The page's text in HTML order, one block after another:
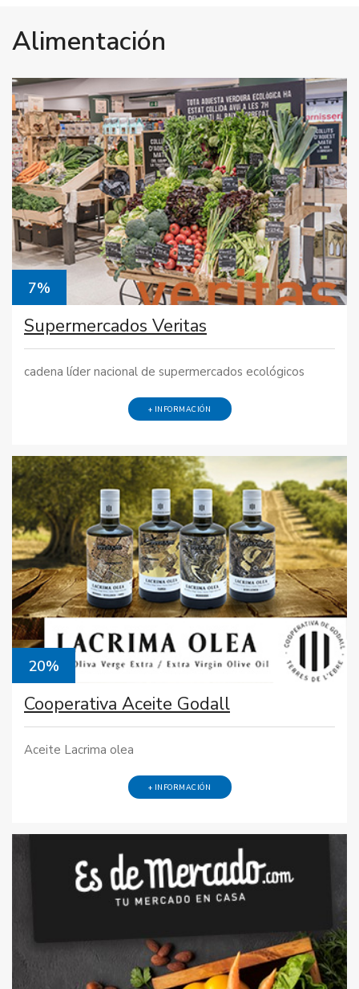
Alimentación
7%
Supermercados Veritas
cadena líder nacional de supermercados ecológicos
+ INFORMACIÓN
20%
Cooperativa Aceite Godall
Aceite Lacrima olea
+ INFORMACIÓN